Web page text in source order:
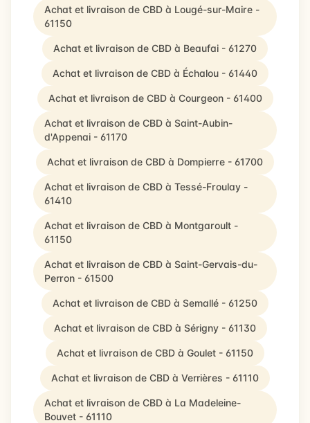
Achat et livraison de CBD à Lougé-sur-Maire -
61150
Achat et livraison de CBD à Beaufai - 61270
Achat et livraison de CBD à Échalou - 61440
Achat et livraison de CBD à Courgeon - 61400
Achat et livraison de CBD à Saint-Aubin-
d'Appenai - 61170
Achat et livraison de CBD à Dompierre - 61700
Achat et livraison de CBD à Tessé-Froulay -
61410
Achat et livraison de CBD à Montgaroult -
61150
Achat et livraison de CBD à Saint-Gervais-du-
Perron - 61500
Achat et livraison de CBD à Semallé - 61250
Achat et livraison de CBD à Sérigny - 61130
Achat et livraison de CBD à Goulet - 61150
Achat et livraison de CBD à Verrières - 61110
Achat et livraison de CBD à La Madeleine-
Bouvet - 61110